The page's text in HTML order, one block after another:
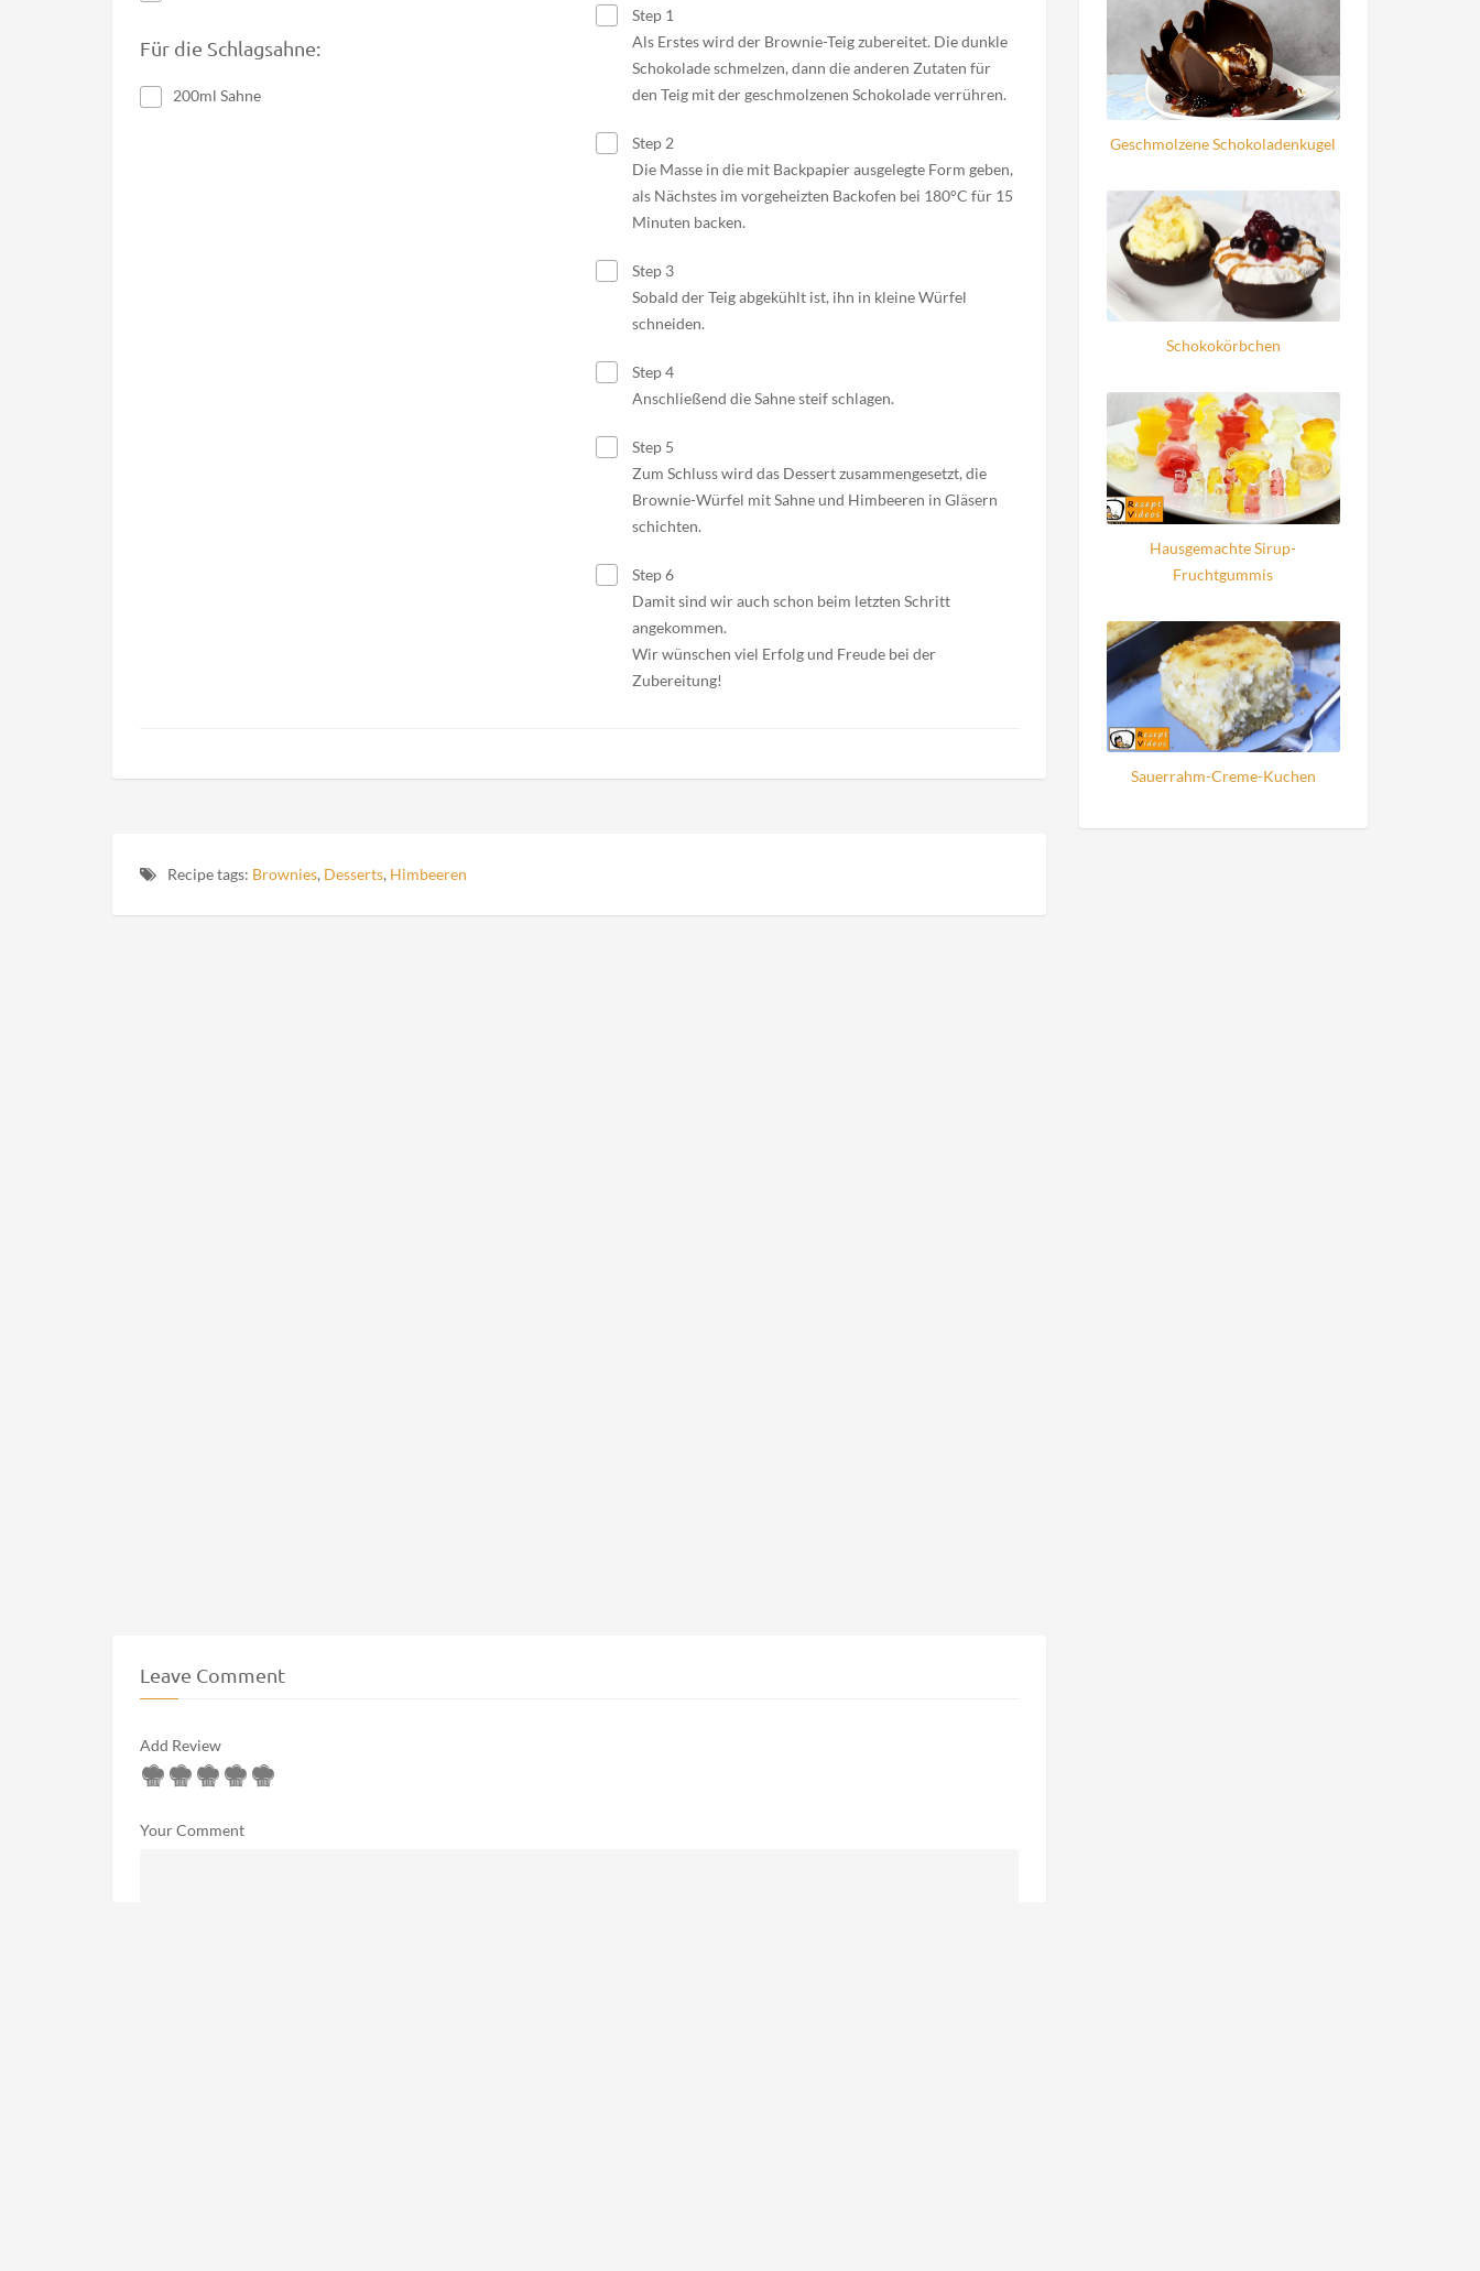
Für die Schlagsahne:
200ml Sahne
Step 1
Als Erstes wird der Brownie-Teig zubereitet. Die dunkle
Schokolade schmelzen, dann die anderen Zutaten für
den Teig mit der geschmolzenen Schokolade verrühren.
Step 2
Die Masse in die mit Backpapier ausgelegte Form geben,
als Nächstes im vorgeheizten Backofen bei 180°C für 15
Minuten backen.
Step 3
Sobald der Teig abgekühlt ist, ihn in kleine Würfel
schneiden.
Step 4
Anschließend die Sahne steif schlagen.
Step 5
Zum Schluss wird das Dessert zusammengesetzt, die
Brownie-Würfel mit Sahne und Himbeeren in Gläsern
schichten.
Step 6
Damit sind wir auch schon beim letzten Schritt
angekommen.
Wir wünschen viel Erfolg und Freude bei der
Zubereitung!
Recipe tags: Brownies, Desserts, Himbeeren
Leave Comment
Add Review
Your Comment
Geschmolzene Schokoladenkugel
Schokokörbchen
Hausgemachte Sirup-
Fruchtgummis
Sauerrahm-Creme-Kuchen